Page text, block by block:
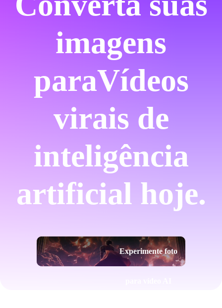
imagens
paraVídeos
virais de
inteligência
artificial hoje.
Experimente foto